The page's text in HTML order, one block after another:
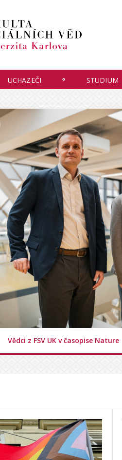
UCHAZEČI STUDIUM
Vědci z FSV UK v časopise Nature